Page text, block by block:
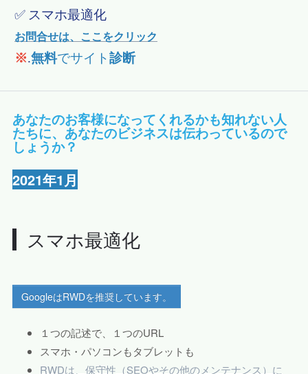
✅ スマホ最適化
お問合せは、ここをクリック
※.無料でサイト診断
あなたのお客様になってくれるかも知れない人
たちに、あなたのビジネスは伝わっているので
しょうか？
2021年1月
スマホ最適化
GoogleはRWDを推奨しています。
１つの記述で、１つのURL
スマホ・パソコンもタブレットも
RWDは、保守性（SEOやその他のメンテナンス）に